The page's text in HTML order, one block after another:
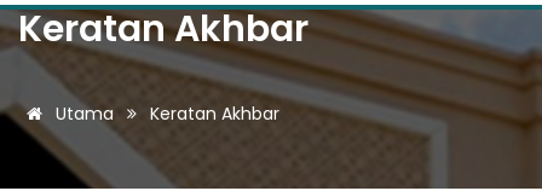
Keratan Akhbar
Utama Keratan Akhbar